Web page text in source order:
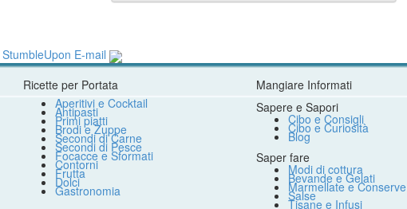
StumbleUpon E-mail
Ricette per Portata
Aperitivi e Cocktail
Antipasti
Primi piatti
Brodi e Zuppe
Secondi di Carne
Secondi di Pesce
Focacce e Sformati
Contorni
Frutta
Dolci
Gastronomia
Mangiare Informati
Sapere e Sapori
Cibo e Consigli
Cibo e Curiosità
Blog
Saper fare
Modi di cottura
Bevande e Gelati
Marmellate e Conserve
Salse
Tisane e Infusi